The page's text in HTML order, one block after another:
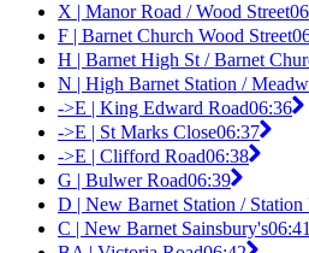
X | Manor Road / Wood Street
F | Barnet Church Wood Street
H | Barnet High St / Barnet
N | High Barnet Station /
->E | King Edward Road06:36
->E | St Marks Close06:37
->E | Clifford Road06:38
G | Bulwer Road06:39
D | New Barnet Station / Station
C | New Barnet Sainsbury's06:41